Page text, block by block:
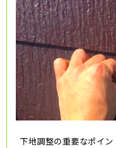
下地調整の重要なポイ